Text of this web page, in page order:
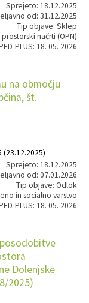
Sprejeto: 18.12.2025
od: 31.12.2025
Tip objave: Sklep
načrti (OPN)
PLUS: 18. 05. 2026
na območju
št.
Sprejeto: 18.12.2025
od: 07.01.2026
Tip objave: Odlok
in socialno varstvo
PLUS: 18. 05. 2026
Dolenjske
2025)